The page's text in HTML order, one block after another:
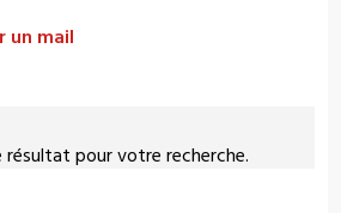
résultat pour votre recherche.
un mail